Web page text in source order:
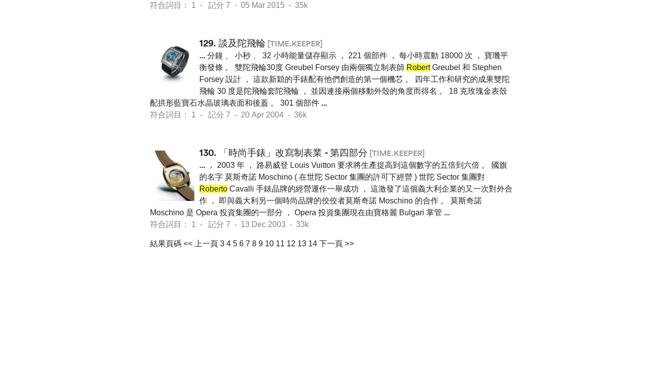
符合詞目： 1 - 記分 7 - 05 Mar 2015 - 35k
129. 談及陀飛輪 [TIME.KEEPER]
... 分鐘 、 小秒 、 32 小時能量儲存顯示 ， 221 個部件 ， 每小時震動 18000 次 ， 寶璣平
衡發條 。 雙陀飛輪30度 Greubel Forsey 由兩個獨立制表師 RobertGreubel 和 Stephen
Forsey 設計 ， 這款新穎的手錶配有他們創造的第一個機芯 。 四年工作和研究的成果雙陀
飛輪 30 度是陀飛輪套陀飛輪 ， 並因連接兩個移動外殼的角度而得名 。 18 克玫瑰金表殼
配拱形藍寶石水晶玻璃表面和後蓋 。 301 個部件 ...
符合詞目： 1 - 記分 7 - 20 Apr 2004 - 36k
130. 「時尚手錶」改寫制表業 - 第四部分 [TIME.KEEPER]
... ， 2003 年 ， 路易威登 Louis Vuitton 要求將生產提高到這個數字的五倍到六倍 。 國旗
的名字 莫斯奇諾 Moschino ( 在世陀 Sector 集團的許可下經營 ) 世陀 Sector 集團對
Roberto Cavalli 手錶品牌的經營運作一舉成功 ， 這激發了這個義大利企業的又一次對外合
作 ， 即與義大利另一個時尚品牌的佼佼者莫斯奇諾 Moschino 的合作 。 莫斯奇諾
Moschino 是 Opera 投資集團的一部分 ， Opera 投資集團現在由寶格麗 Bulgari 掌管 ...
符合詞目： 1 - 記分 7 - 13 Dec 2003 - 33k
結果頁碼 << 上一頁 3 4 5 6 7 8 9 10 11 12 13 14 下一頁 >>